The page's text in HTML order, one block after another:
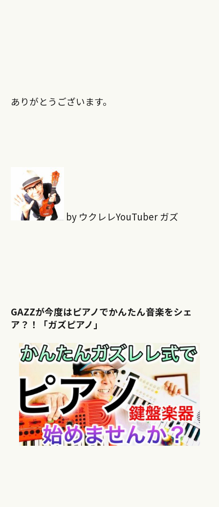
ありがとうございます。
by ウクレレYouTuber ガズ
GAZZが今度はピアノでかんたん音楽をシェ
ア？！「ガズピアノ」